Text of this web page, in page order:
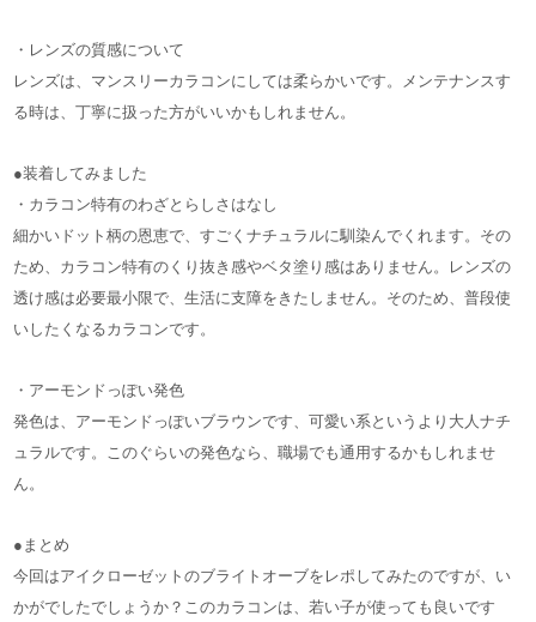
・レンズの質感について
レンズは、マンスリーカラコンにしては柔らかいです。メンテナンスす
る時は、丁寧に扱った方がいいかもしれません。
●装着してみました
・カラコン特有のわざとらしさはなし
細かいドット柄の恩恵で、すごくナチュラルに馴染んでくれます。その
ため、カラコン特有のくり抜き感やベタ塗り感はありません。レンズの
透け感は必要最小限で、生活に支障をきたしません。そのため、普段使
いしたくなるカラコンです。
・アーモンドっぽい発色
発色は、アーモンドっぽいブラウンです、可愛い系というより大人ナチ
ュラルです。このぐらいの発色なら、職場でも通用するかもしれませ
ん。
●まとめ
今回はアイクローゼットのブライトオーブをレポしてみたのですが、い
かがでしたでしょうか？このカラコンは、若い子が使っても良いです